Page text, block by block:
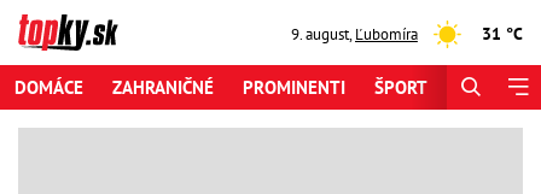
9. august,Ľubomíra 31 °C
DOMÁCE ZAHRANIČNÉ PROMINENTI ŠPORT